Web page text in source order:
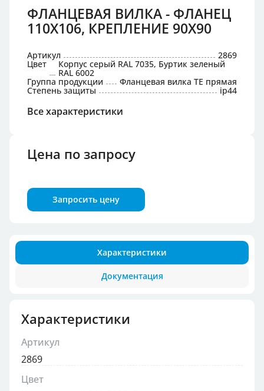
ФЛАНЦЕВАЯ ВИЛКА - ФЛАНЕЦ
110X106, КРЕПЛЕНИЕ 90X90
Артикул 2869
Цвет Корпус серый RAL 7035, Буртик зеленый
RAL 6002
Группа продукции Фланцевая вилка TE прямая
Степень защиты ip44
Все характеристики
Цена по запросу
Запросить цену
Характеристики
Документация
Характеристики
Артикул
2869
Цвет